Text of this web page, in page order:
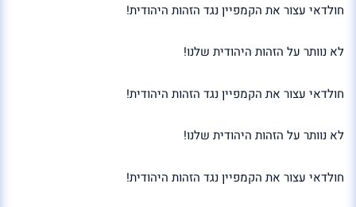
חולדאי עצור את הקמפיין נגד הזהות היהודית!
לא נוותר על הזהות היהודית שלנו!
חולדאי עצור את הקמפיין נגד הזהות היהודית!
לא נוותר על הזהות היהודית שלנו!
חולדאי עצור את הקמפיין נגד הזהות היהודית!